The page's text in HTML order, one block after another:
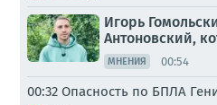
Игорь
Антоновский,
МНЕНИЯ 00:54
00:32 Опасность по БПЛА